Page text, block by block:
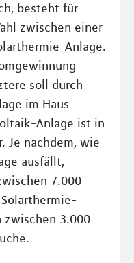
besteht für
zwischen einer
Anlage.
soll durch
im Haus
Anlage ist in
Je nachdem, wie
ausfällt,
7.000
zwischen 3.000